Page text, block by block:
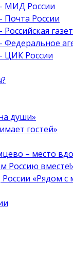
МИД России
Почта России
Федеральное
ЦИК России
души»
гостей»
– место
Россию
«Рядом с